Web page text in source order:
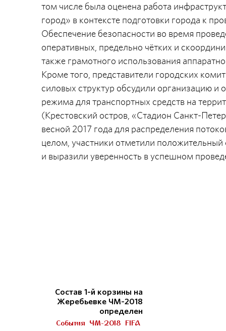
том числе была оценена работа
город» в контексте подготовки города к
Обеспечение безопасности во время
оперативных, предельно чётких и
также грамотного использования
Кроме того, представители городских
силовых структур обсудили организацию и
режима для транспортных средств на
(Крестовский остров, «Стадион Санкт-
весной 2017 года для распределения
целом, участники отметили
и выразили уверенность в успешном
Состав 1-й корзины на
Жеребьевке ЧМ-2018
определен
События ЧМ-2018 FIFA